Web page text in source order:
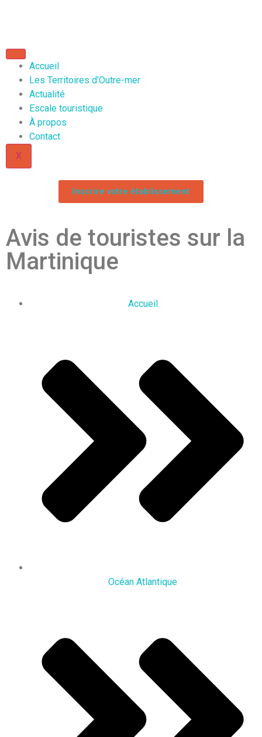
Accueil
Les Territoires d’Outre-mer
Actualité
Escale touristique
À propos
Contact
X
Inscrire votre établissement
Avis de touristes sur la
Martinique
Accueil
Océan Atlantique